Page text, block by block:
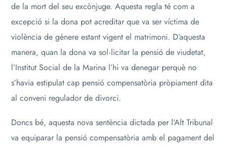
de la mort del seu excònjuge. Aquesta regla té com a
excepció si la dona pot acreditar que va ser víctima de
violència de gènere estant vigent el matrimoni. D’aquesta
manera, quan la dona va sol·licitar la pensió de viudetat,
l’Institut Social de la Marina l’hi va denegar perquè no
s’havia estipulat cap pensió compensatòria pròpiament dita
al conveni regulador de divorci.
Doncs bé, aquesta nova sentència dictada per l’Alt Tribunal
va equiparar la pensió compensatòria amb el pagament del